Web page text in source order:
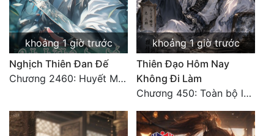
khoảng 1 giờ trước
Nghịch Thiên Đan Đế
Chương 2460: Huyết Môn
khoảng 1 giờ trước
Thiên Đạo Hôm Nay
Không Đi Làm
Chương 450: Toàn bộ là ác